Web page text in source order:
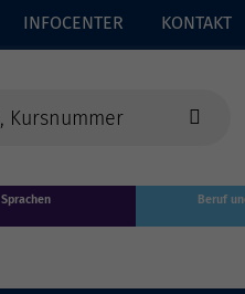
INFOCENTER KONTAKT
Sprachen Beruf